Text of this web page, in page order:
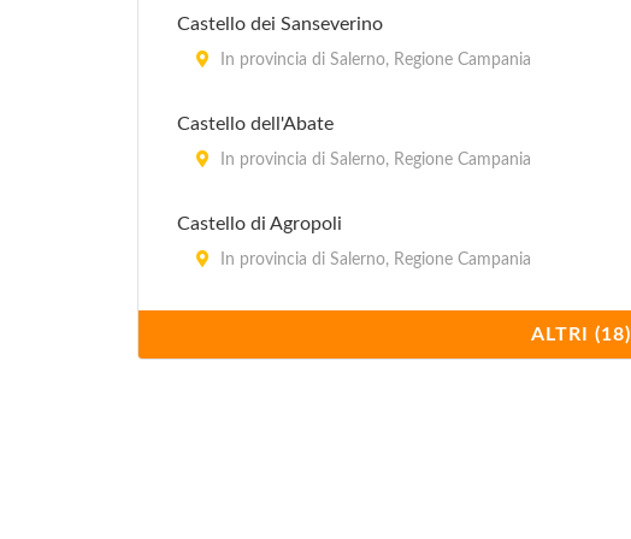
Castello dei Sanseverino
In provincia di Salerno, Regione Campania
Castello dell'Abate
In provincia di Salerno, Regione Campania
Castello di Agropoli
In provincia di Salerno, Regione Campania
In provincia di Salerno, Regione Campania
ALTRI (18)